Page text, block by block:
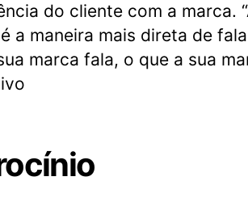
do cliente com a marca.
a maneira mais direta de
marca fala, o que a sua